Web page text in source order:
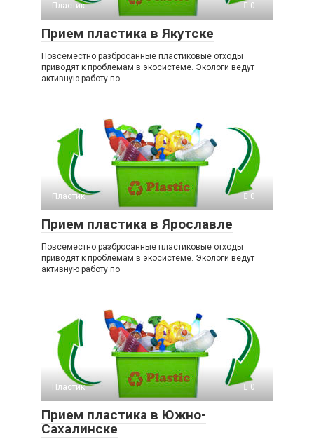
Пластик 0
Прием пластика в Якутске
Повсеместно разбросанные пластиковые отходы
приводят к проблемам в экосистеме. Экологи ведут
активную работу по
Пластик 0
Прием пластика в Ярославле
Повсеместно разбросанные пластиковые отходы
приводят к проблемам в экосистеме. Экологи ведут
активную работу по
Пластик 0
Прием пластика в Южно-
Сахалинске